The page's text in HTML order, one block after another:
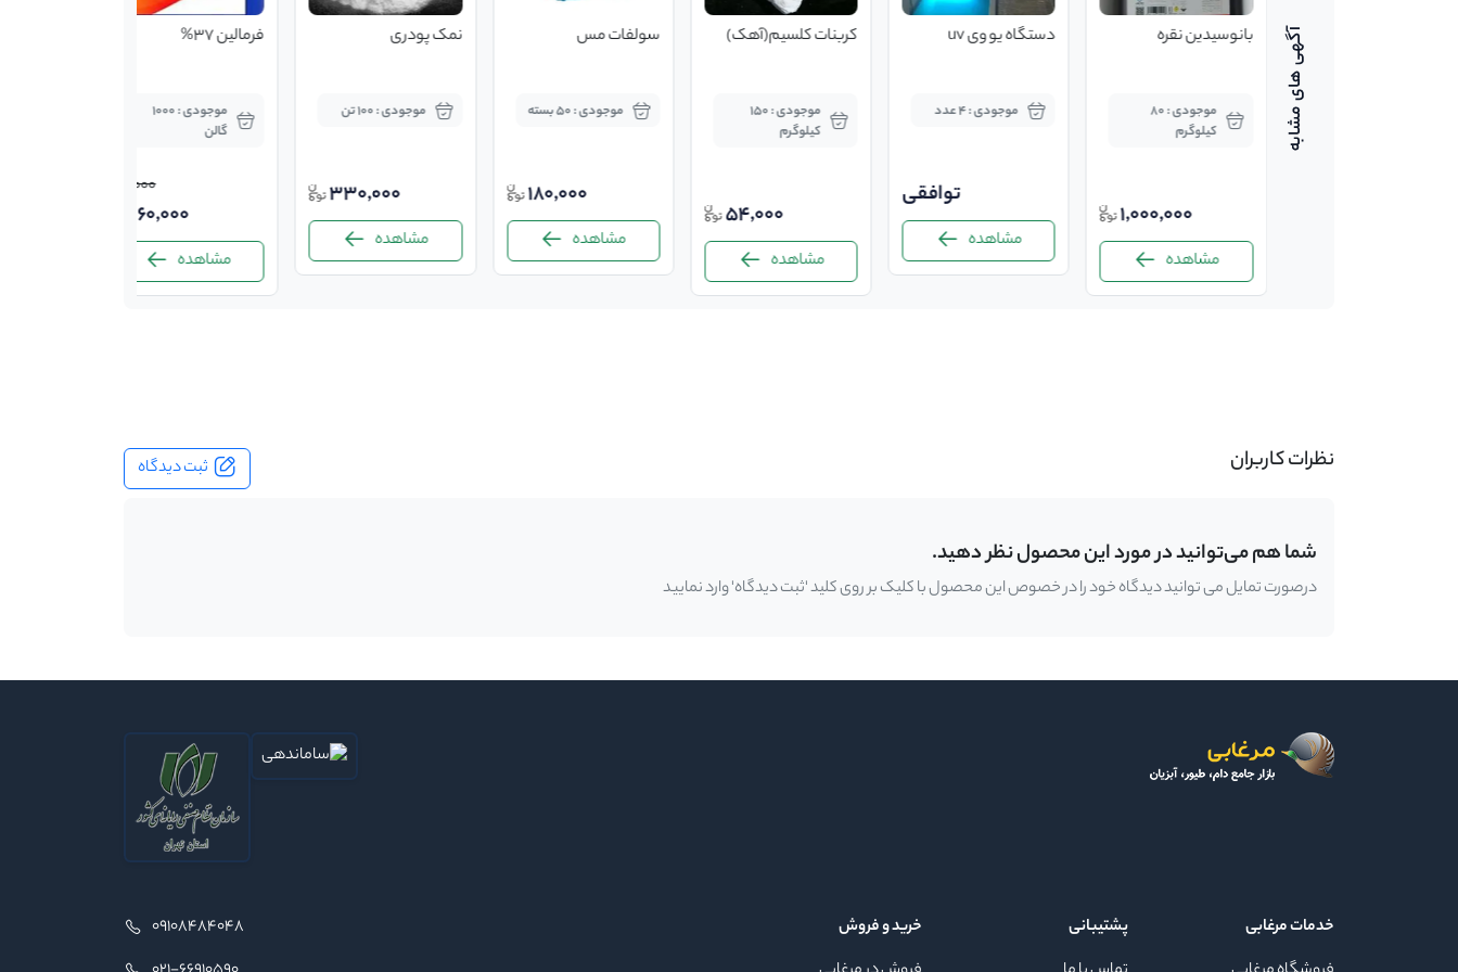
بانوسیدین نقره
موجودی : 80
کیلوگرم
1,000,000
مشاهده
دستگاه یو وی uv
موجودی : 4 عدد
توافقی
مشاهده
کربنات کلسیم(آهک)
موجودی : 150
کیلوگرم
54,000
مشاهده
سولفات مس
موجودی : 50 بسته
180,000
مشاهده
نمک پودری
موجودی : 100 تن
330,000
مشاهده
فرمالین 37%
موجودی : 1000
گالن
160,000
160,000
مشاهده
نظرات کاربران ثبت دیدگاه
شما هم می‌توانید در مورد این محصول نظر دهید.
درصورت تمایل می توانید دیدگاه خود را در خصوص این محصول با کلیک بر روی کلید 'ثبت دیدگاه' وارد نمایید
خدمات مرغابی
پشتیبانی
خرید و فروش
09108484048